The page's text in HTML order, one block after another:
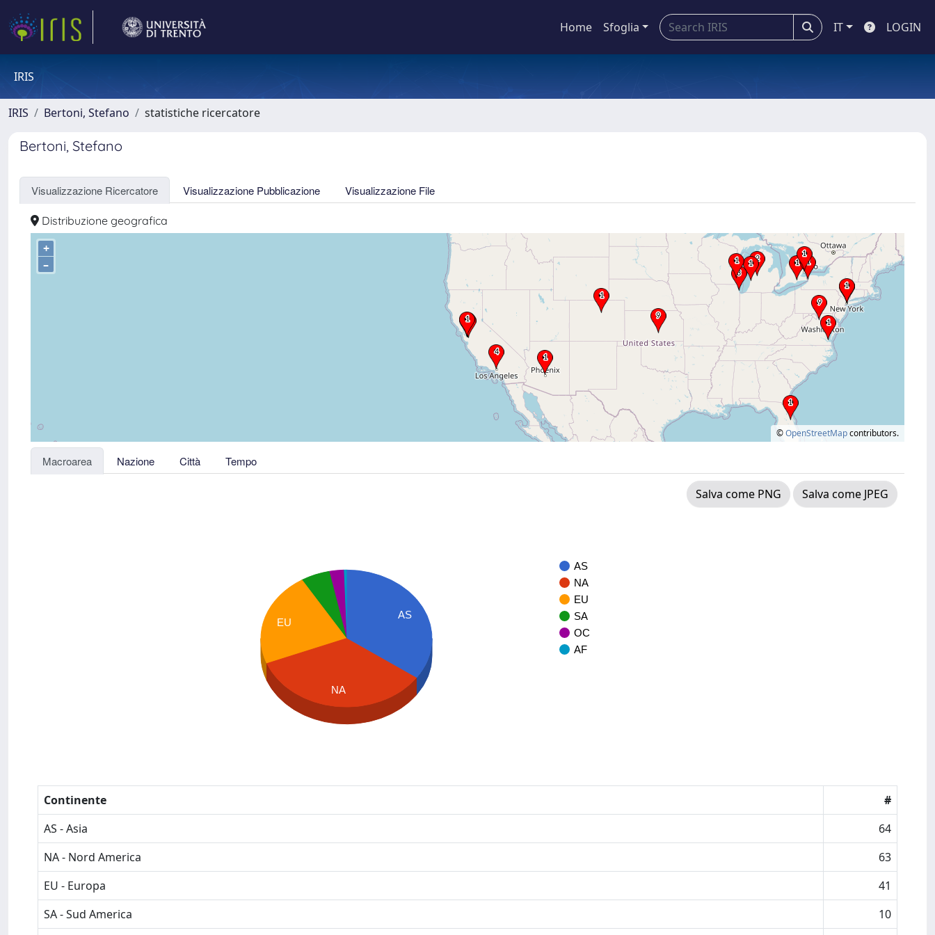
Home Sfoglia IT LOGIN
IRIS
IRIS Bertoni, Stefano statistiche ricercatore
Bertoni, Stefano
Visualizzazione Ricercatore Visualizzazione Pubblicazione Visualizzazione File
Distribuzione geografica
+
–
©OpenStreetMapcontributors.
Macroarea Nazione Città Tempo
Salva come PNG Salva come JPEG
AS
NA
EU
SA
OC
AF
AS
EU
NA
Continente
#
AS - Asia
64
NA - Nord America
63
EU - Europa
41
SA - Sud America
10